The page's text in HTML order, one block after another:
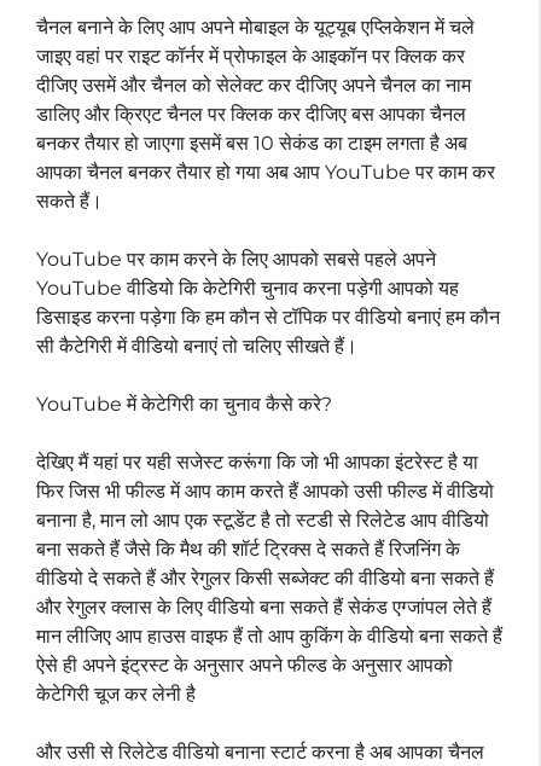
चैनल बनाने के लिए आप अपने मोबाइल के यूट्यूब एप्लिकेशन में चले
जाइए वहां पर राइट कॉर्नर में प्रोफाइल के आइकॉन पर क्लिक कर
दीजिए उसमें और चैनल को सेलेक्ट कर दीजिए अपने चैनल का नाम
डालिए और क्रिएट चैनल पर क्लिक कर दीजिए बस आपका चैनल
बनकर तैयार हो जाएगा इसमें बस 10 सेकंड का टाइम लगता है अब
आपका चैनल बनकर तैयार हो गया अब आप YouTube पर काम कर
सकते हैं।
YouTube पर काम करने के लिए आपको सबसे पहले अपने
YouTube वीडियो कि केटेगिरी चुनाव करना पड़ेगी आपको यह
डिसाइड करना पड़ेगा कि हम कौन से टॉपिक पर वीडियो बनाएं हम कौन
सी कैटेगिरी में वीडियो बनाएं तो चलिए सीखते हैं।
YouTube में केटेगिरी का चुनाव कैसे करे?
देखिए मैं यहां पर यही सजेस्ट करूंगा कि जो भी आपका इंटरेस्ट है या
फिर जिस भी फील्ड में आप काम करते हैं आपको उसी फील्ड में वीडियो
बनाना है, मान लो आप एक स्टूडेंट है तो स्टडी से रिलेटेड आप वीडियो
बना सकते हैं जैसे कि मैथ की शॉर्ट ट्रिक्स दे सकते हैं रिजनिंग के
वीडियो दे सकते हैं और रेगुलर किसी सब्जेक्ट की वीडियो बना सकते हैं
और रेगुलर क्लास के लिए वीडियो बना सकते हैं सेकंड एग्जांपल लेते हैं
मान लीजिए आप हाउस वाइफ हैं तो आप कुकिंग के वीडियो बना सकते हैं
ऐसे ही अपने इंट्रस्ट के अनुसार अपने फील्ड के अनुसार आपको
केटेगिरी चूज कर लेनी है
और उसी से रिलेटेड वीडियो बनाना स्टार्ट करना है अब आपका चैनल